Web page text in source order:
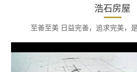
浩石房屋
至善至美 日益完善，追求完美，